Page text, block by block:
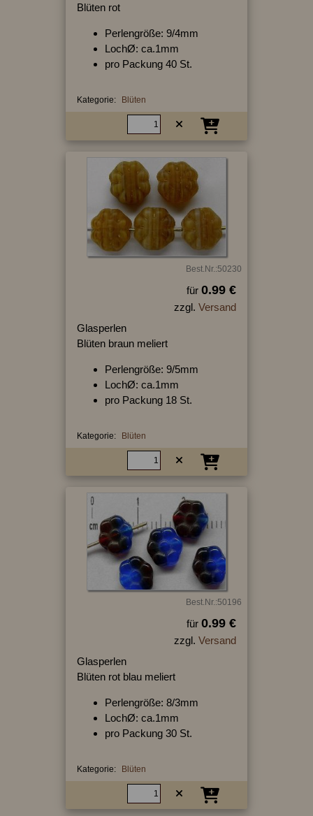
Blüten rot
Perlengröße: 9/4mm
LochØ: ca.1mm
pro Packung 40 St.
Kategorie: Blüten
Best.Nr.:50230
für 0.99 €
zzgl. Versand
Glasperlen
Blüten braun meliert
Perlengröße: 9/5mm
LochØ: ca.1mm
pro Packung 18 St.
Kategorie: Blüten
Best.Nr.:50196
für 0.99 €
zzgl. Versand
Glasperlen
Blüten rot blau meliert
Perlengröße: 8/3mm
LochØ: ca.1mm
pro Packung 30 St.
Kategorie: Blüten